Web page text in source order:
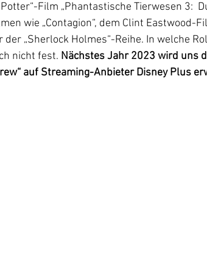
Film „Phantastische Tierwesen 3:
wie „Contagion“, dem Clint Eastwood-
der „Sherlock Holmes“-Reihe. In welche
nicht fest. Nächstes Jahr 2023 wird uns
auf Streaming-Anbieter Disney Plus